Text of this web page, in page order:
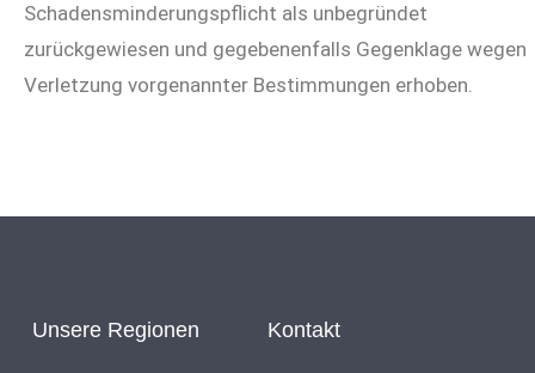
Schadensminderungspflicht als unbegründet
zurückgewiesen und gegebenenfalls Gegenklage wegen
Verletzung vorgenannter Bestimmungen erhoben.
Unsere Regionen Kontakt